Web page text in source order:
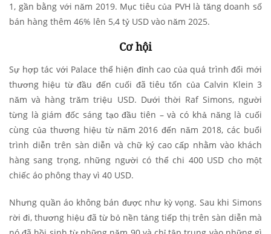
1, gần bằng với năm 2019. Mục tiêu của PVH là tăng doanh số
bán hàng thêm 46% lên 5,4 tỷ USD vào năm 2025.
Cơ hội
Sự hợp tác với Palace thể hiện đỉnh cao của quá trình đổi mới
thương hiệu từ đầu đến cuối đã tiêu tốn của Calvin Klein 3
năm và hàng trăm triệu USD. Dưới thời Raf Simons, người
từng là giám đốc sáng tạo đầu tiên – và có khả năng là cuối
cùng của thương hiệu từ năm 2016 đến năm 2018, các buổi
trình diễn trên sàn diễn và chữ ký cao cấp nhằm vào khách
hàng sang trọng, những người có thể chi 400 USD cho một
chiếc áo phông thay vì 40 USD.
Nhưng quần áo không bán được như kỳ vọng. Sau khi Simons
rời đi, thương hiệu đã từ bỏ nền tảng tiếp thị trên sàn diễn mà